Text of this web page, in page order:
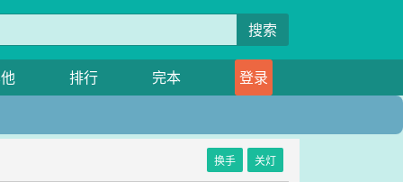
搜索
排行 完本
登录
换手 关灯